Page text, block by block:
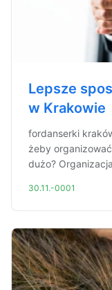
Lepsze
w Krakowie
fordanserki
żeby
dużo?
30.11.-0001